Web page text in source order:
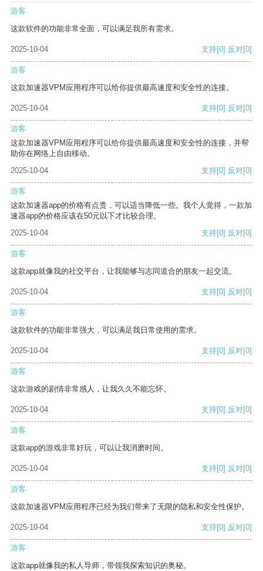
游客
这款软件的功能非常全面，可以满足我所有需求。
2025-10-04 支持[0] 反对[0]
游客
这款加速器VPM应用程序可以给你提供最高速度和安全性的连接。
2025-10-04 支持[0] 反对[0]
游客
这款加速器VPM应用程序可以给你提供最高速度和安全性的连接，并帮
助你在网络上自由移动。
2025-10-04
支持[0] 反对[0]
游客
这款加速器app的价格有点贵，可以适当降低一些。我个人觉得，一款加
速器app的价格应该在50元以下才比较合理。
2025-10-04
支持[0] 反对[0]
游客
这款app就像我的社交平台，让我能够与志同道合的朋友一起交流。
2025-10-04 支持[0] 反对[0]
游客
这款软件的功能非常强大，可以满足我日常使用的需求。
2025-10-04 支持[0] 反对[0]
游客
这款游戏的剧情非常感人，让我久久不能忘怀。
2025-10-04 支持[0] 反对[0]
游客
这款app的游戏非常好玩，可以让我消磨时间。
2025-10-04 支持[0] 反对[0]
游客
这款加速器VPM应用程序已经为我们带来了无限的隐私和安全性保护。
2025-10-04 支持[0] 反对[0]
游客
这款app就像我的私人导师，带领我探索知识的奥秘。